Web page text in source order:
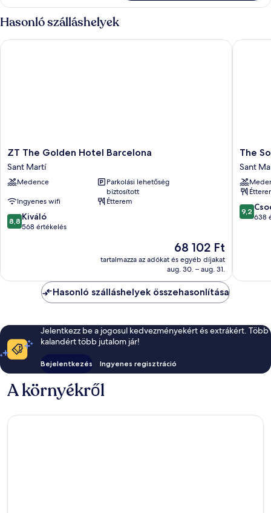
Hasonló szálláshelyek
ZT
The
Golden
Hotel
Sant
Martí
ZT The Golden Hotel Barcelona
Sant Martí
Medence
Parkolási lehetőség
biztosított
Ingyenes wifi
Étterem
8.8
ennyiből:
8,8 Kiváló
568 értékelés
Az
ár
68 102 Ft
68 102 Ft
tartalmazza az adókat és egyéb díjakat
aug. 30. – aug. 31.
ZT The Golden Hotel Barcelona
The
Social
Hub
Sant
Martí
The
Sant
9.2
9,2
638
The
Hasonló szálláshelyek összehasonlítása
Jelentkezz be a jogosul kedvezményekért és extrákért. Több
kalandért több jutalom jár!
Bejelentkezés Ingyenes regisztráció
A környékről